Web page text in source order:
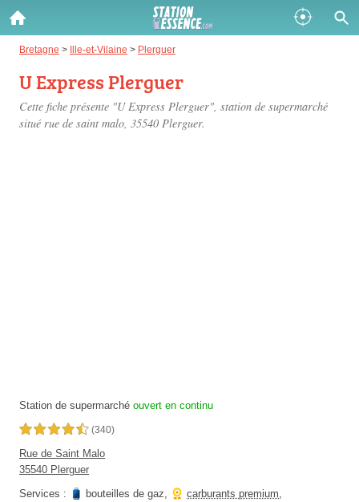
Bretagne > Ille-et-Vilaine > Plerguer
U Express Plerguer
Cette fiche présente "U Express Plerguer", station de supermarché
situé rue de saint malo, 35540 Plerguer.
Station de supermarché ouvert en continu
4,5 étoiles sur 5 (340)
Rue de Saint Malo
35540 Plerguer
Services :
bouteilles de gaz, carburants premium,
Gazole :
Disponible
SP 98 :